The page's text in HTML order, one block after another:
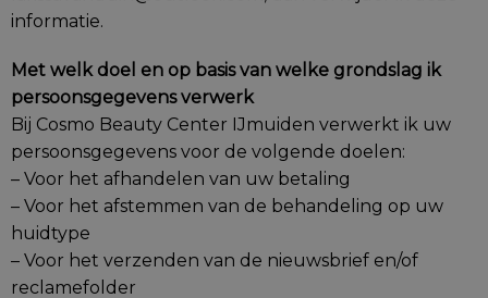
informatie.
Met welk doel en op basis van welke grondslag ik
persoonsgegevens verwerk
Bij Cosmo Beauty Center IJmuiden verwerkt ik uw
persoonsgegevens voor de volgende doelen:
– Voor het afhandelen van uw betaling
– Voor het afstemmen van de behandeling op uw
huidtype
– Voor het verzenden van de nieuwsbrief en/of
reclamefolder